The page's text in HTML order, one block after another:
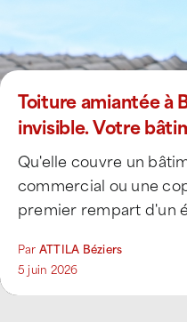
Toiture amiantée à
invisible. Votre
Qu'elle couvre un
commercial ou une
premier rempart d'un
Par ATTILA Béziers
5 juin 2026